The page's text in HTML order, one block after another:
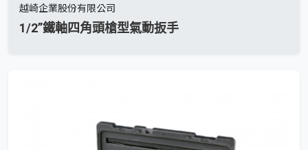
越崎企業股份有限公司
1/2”鐵軸四角頭槍型氣動扳手